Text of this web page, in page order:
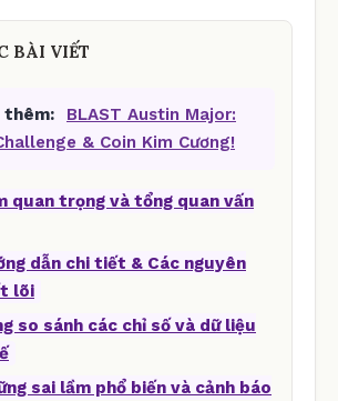
BÀI VIẾT
thêm:
BLAST Austin Major:
& Coin Kim Cương!
quan trọng và tổng quan vấn
dẫn chi tiết & Các nguyên
lõi
so sánh các chỉ số và dữ liệu
sai lầm phổ biến và cảnh báo